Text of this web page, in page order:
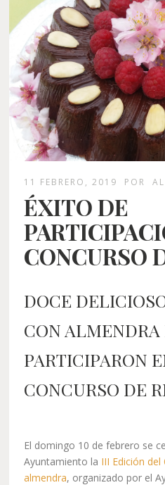
11 FEBRERO, 2019 POR
ÉXITO DE
CONCURSO
DOCE
CON
PARTICIPARON
CONCURSO DE
El domingo 10 de febrero se
Ayuntamiento la III Edición
almendra, organizado por el